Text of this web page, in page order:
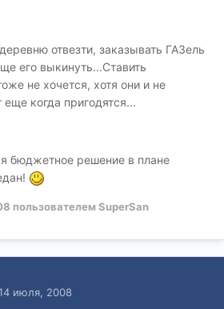
отвезти, заказывать ГАЗель
его выкинуть...Ставить
не хочется, хотя они и не
когда пригодятся...
бюджетное решение в плане
пользователем SuperSan
июля, 2008